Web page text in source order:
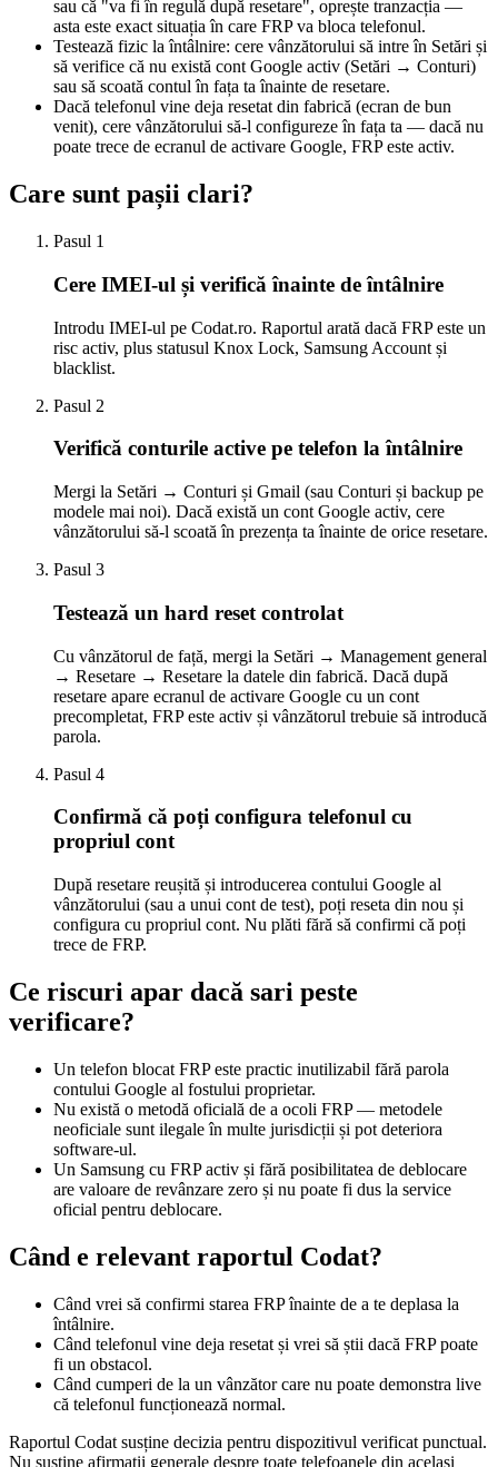
sau că "va fi în regulă după resetare", oprește tranzacția —
asta este exact situația în care FRP va bloca telefonul.
Testează fizic la întâlnire: cere vânzătorului să intre în Setări și
să verifice că nu există cont Google activ (Setări → Conturi)
sau să scoată contul în fața ta înainte de resetare.
Dacă telefonul vine deja resetat din fabrică (ecran de bun
venit), cere vânzătorului să-l configureze în fața ta — dacă nu
poate trece de ecranul de activare Google, FRP este activ.
Care sunt pașii clari?
Pasul 1
Cere IMEI-ul și verifică înainte de întâlnire
Introdu IMEI-ul pe Codat.ro. Raportul arată dacă FRP este un
risc activ, plus statusul Knox Lock, Samsung Account și
blacklist.
Pasul 2
Verifică conturile active pe telefon la întâlnire
Mergi la Setări → Conturi și Gmail (sau Conturi și backup pe
modele mai noi). Dacă există un cont Google activ, cere
vânzătorului să-l scoată în prezența ta înainte de orice resetare.
Pasul 3
Testează un hard reset controlat
Cu vânzătorul de față, mergi la Setări → Management general
→ Resetare → Resetare la datele din fabrică. Dacă după
resetare apare ecranul de activare Google cu un cont
precompletat, FRP este activ și vânzătorul trebuie să introducă
parola.
Pasul 4
Confirmă că poți configura telefonul cu
propriul cont
După resetare reușită și introducerea contului Google al
vânzătorului (sau a unui cont de test), poți reseta din nou și
configura cu propriul cont. Nu plăti fără să confirmi că poți
trece de FRP.
Ce riscuri apar dacă sari peste
verificare?
Un telefon blocat FRP este practic inutilizabil fără parola
contului Google al fostului proprietar.
Nu există o metodă oficială de a ocoli FRP — metodele
neoficiale sunt ilegale în multe jurisdicții și pot deteriora
software-ul.
Un Samsung cu FRP activ și fără posibilitatea de deblocare
are valoare de revânzare zero și nu poate fi dus la service
oficial pentru deblocare.
Când e relevant raportul Codat?
Când vrei să confirmi starea FRP înainte de a te deplasa la
întâlnire.
Când telefonul vine deja resetat și vrei să știi dacă FRP poate
fi un obstacol.
Când cumperi de la un vânzător care nu poate demonstra live
că telefonul funcționează normal.
Raportul Codat susține decizia pentru dispozitivul verificat punctual.
Nu susține afirmații generale despre toate telefoanele din același